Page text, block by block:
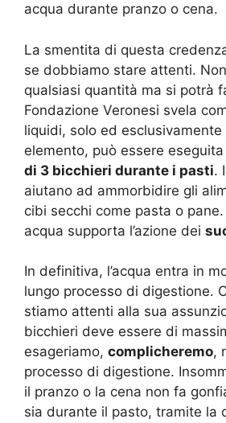
acqua durante pranzo o cena.
La smentita di questa
se dobbiamo stare attenti.
qualsiasi quantità ma si potrà
Fondazione Veronesi svela
liquidi, solo ed
elemento, può essere
di 3 bicchieri durante i pasti.
aiutano ad ammorbidire gli
cibi secchi come pasta o
acqua supporta l’azione dei
In definitiva, l’acqua entra in
lungo processo di digestione.
stiamo attenti alla sua
bicchieri deve essere di
esageriamo, complicheremo,
processo di digestione.
il pranzo o la cena non fa
sia durante il pasto, tramite la